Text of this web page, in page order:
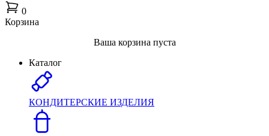
0
Корзина
Ваша корзина пуста
Каталог
КОНДИТЕРСКИЕ ИЗДЕЛИЯ